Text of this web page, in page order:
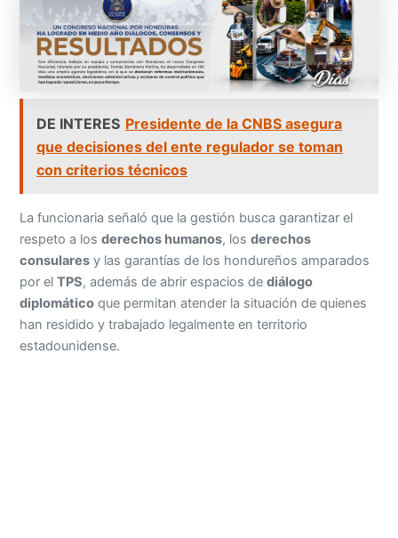
DE INTERES Presidente de la CNBS asegura
que decisiones del ente regulador se toman
con criterios técnicos
La funcionaria señaló que la gestión busca garantizar el
respeto a losderechos humanos, losderechos
consulares y las garantías de los hondureños amparados
por elTPS, además de abrir espacios dediálogo
diplomático que permitan atender la situación de quienes
han residido y trabajado legalmente en territorio
estadounidense.